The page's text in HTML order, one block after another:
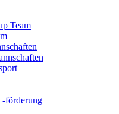
Team
-förderung